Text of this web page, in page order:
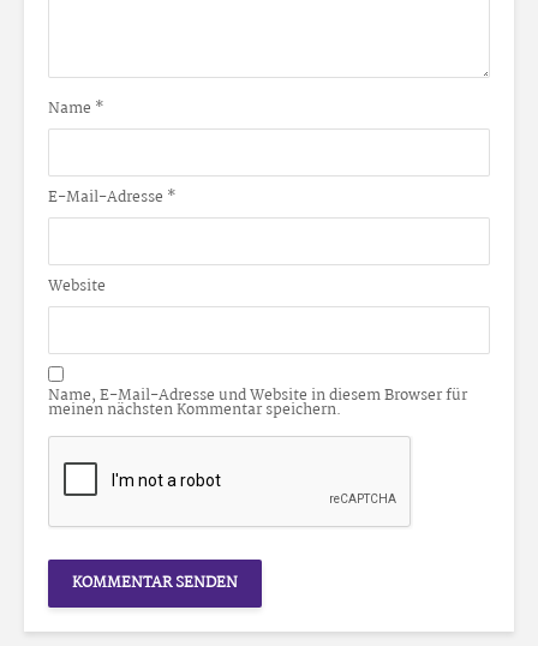
Name *
E-Mail-Adresse *
Website
Name, E-Mail-Adresse und Website in diesem Browser für
meinen nächsten Kommentar speichern.